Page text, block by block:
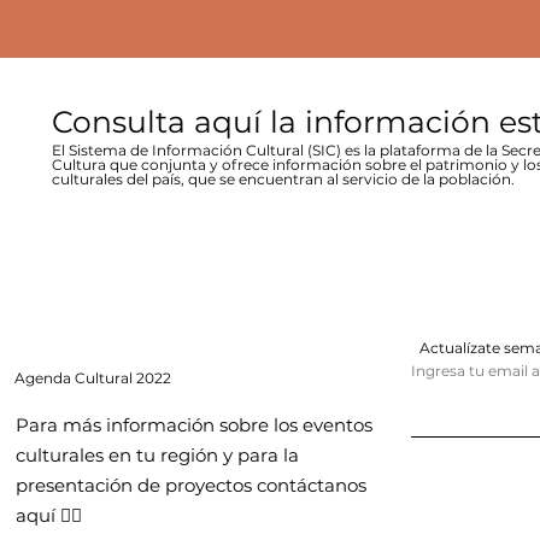
Consulta aquí la información
El Sistema de Información Cultural (SIC) es la plataforma de la
Cultura que conjunta y ofrece información sobre el patrimonio y
culturales del país, que se encuentran al servicio de la población.
Agenda Cultural 2022
Para más información sobre los eventos
culturales en tu región y para la
presentación de proyectos contáctanos
aquí 👇🏻
Actualízate
Ingresa tu email